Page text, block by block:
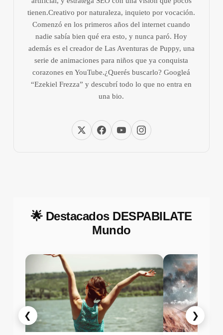
tienen.Creativo por naturaleza, inquieto por vocación.
Comenzó en los primeros años del internet cuando
nadie sabía bien qué era esto, y nunca paró. Hoy
además es el creador de Las Aventuras de Puppy, una
serie de animaciones para niños que ya conquista
corazones en YouTube.¿Querés buscarlo? Googleá
“Ezekiel Frezza” y descubrí todo lo que no entra en
una bio.
🌟 Destacados DESPABILATE
Mundo
❮ ❯